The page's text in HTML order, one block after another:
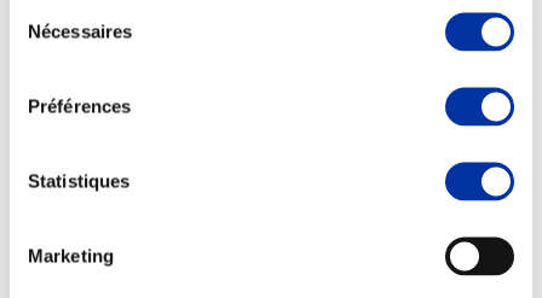
Nécessaires
Préférences
Statistiques
Marketing